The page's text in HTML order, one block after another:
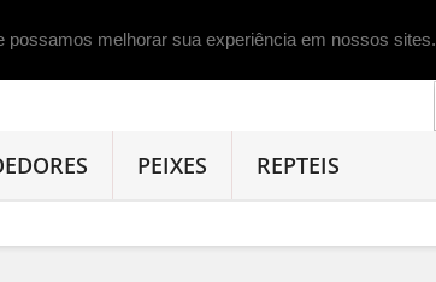
PEIXES REPTEIS
melhorar sua experiência em nossos sites.